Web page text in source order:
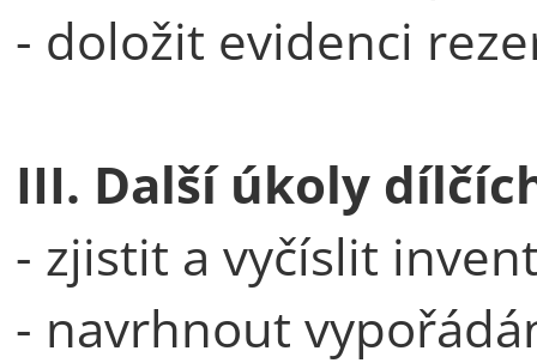
- doložit evidenci
III. Další úkoly
- zjistit a vyčíslit
- navrhnout